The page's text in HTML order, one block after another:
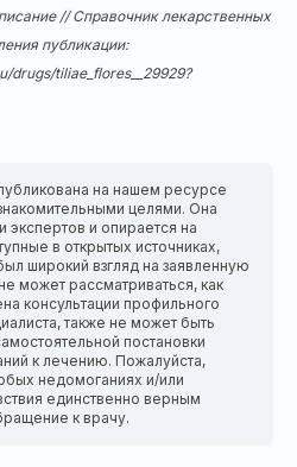
// Справочник лекарственных
публикации:
drugs/tiliae_flores__29929?
на нашем ресурсе
целями. Она
экспертов и опирается на
в открытых источниках,
широкий взгляд на заявленную
может рассматриваться, как
консультации профильного
также не может быть
постановки
к лечению. Пожалуйста,
недомоганиях и/или
единственно верным
к врачу.